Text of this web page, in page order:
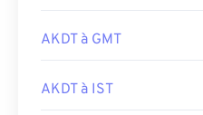
AKDT à GMT
AKDT à IST